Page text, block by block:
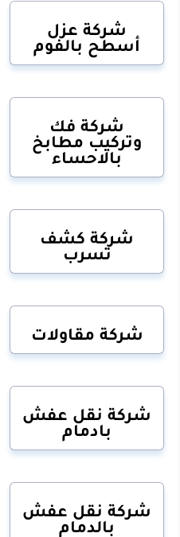
شركة عزل
أسطح بالفوم
شركة فك
وتركيب مطابخ
بالاحساء
شركة كشف
تسرب
شركة مقاولات
شركة نقل عفش
بادمام
شركة نقل عفش
بالدمام